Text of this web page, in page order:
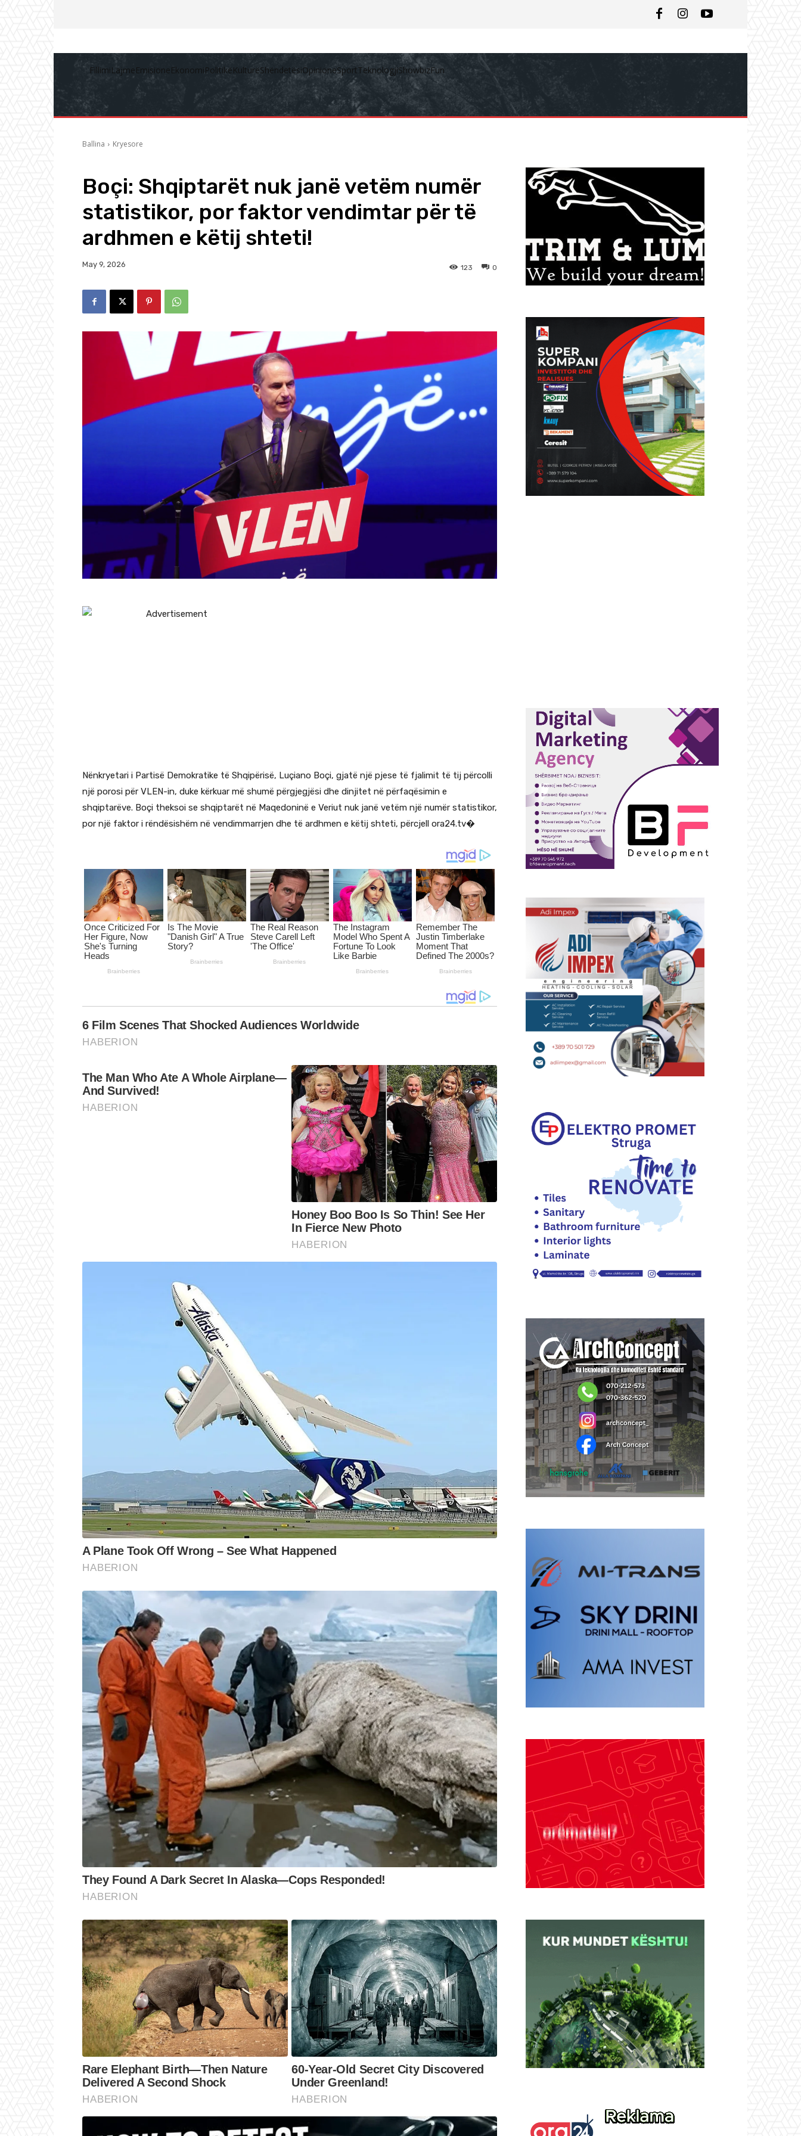
FillimiLajmeEmisioneEkonomiPolitikëKulturëShëndetësiOpinioneSportTeknologjiShowbizFun
Ballina Kryesore
Boçi: Shqiptarët nuk janë vetëm numër
statistikor, por faktor vendimtar për të
ardhmen e këtij shteti!
May 9, 2026 0
123
Nënkryetari i Partisë Demokratike të Shqipërisë, Luçiano Boçi, gjatë një pjese të fjalimit të tij përcolli
një porosi për VLEN-in, duke kërkuar më shumë përgjegjësi dhe dinjitet në përfaqësimin e
shqiptarëve. Boçi theksoi se shqiptarët në Maqedoninë e Veriut nuk janë vetëm një numër statistikor,
por një faktor i rëndësishëm në vendimmarrjen dhe të ardhmen e këtij shteti, përcjell ora24.tv⁠�